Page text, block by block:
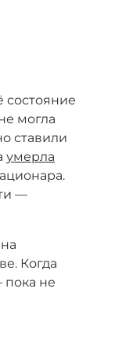
состояние
могла
ставили
умерла
—
Когда
не